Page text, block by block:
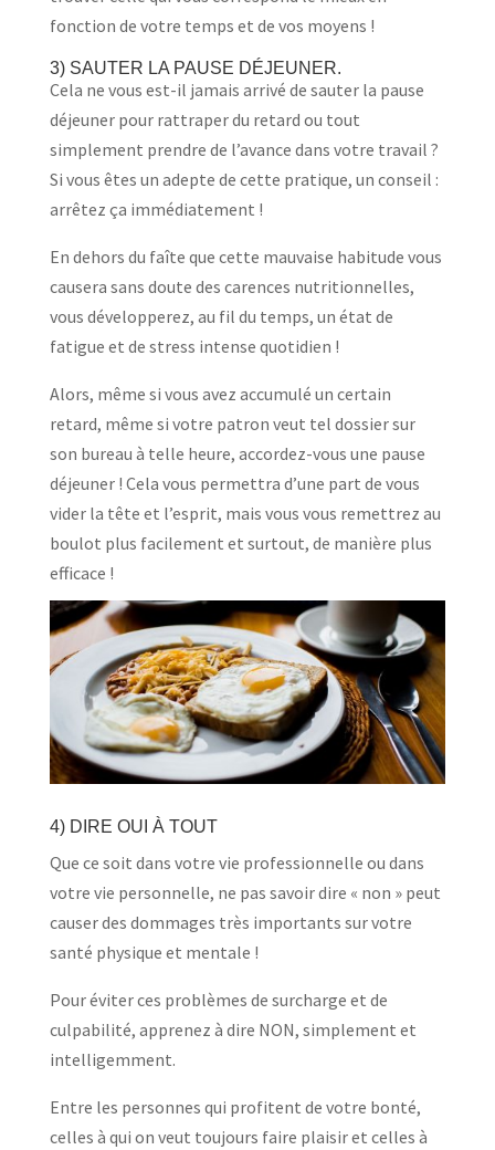
fonction de votre temps et de vos moyens !
3) SAUTER LA PAUSE DÉJEUNER.
Cela ne vous est-il jamais arrivé de sauter la pause
déjeuner pour rattraper du retard ou tout
simplement prendre de l’avance dans votre travail ?
Si vous êtes un adepte de cette pratique, un conseil :
arrêtez ça immédiatement !
En dehors du faîte que cette mauvaise habitude vous
causera sans doute des carences nutritionnelles,
vous développerez, au fil du temps, un état de
fatigue et de stress intense quotidien !
Alors, même si vous avez accumulé un certain
retard, même si votre patron veut tel dossier sur
son bureau à telle heure, accordez-vous une pause
déjeuner ! Cela vous permettra d’une part de vous
vider la tête et l’esprit, mais vous vous remettrez au
boulot plus facilement et surtout, de manière plus
efficace !
4) DIRE OUI À TOUT
Que ce soit dans votre vie professionnelle ou dans
votre vie personnelle, ne pas savoir dire « non » peut
causer des dommages très importants sur votre
santé physique et mentale !
Pour éviter ces problèmes de surcharge et de
culpabilité, apprenez à dire NON, simplement et
intelligemment.
Entre les personnes qui profitent de votre bonté,
celles à qui on veut toujours faire plaisir et celles à